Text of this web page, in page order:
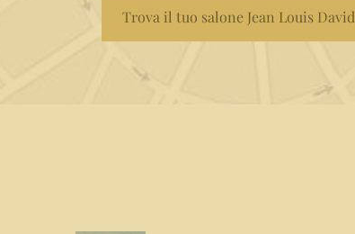
Trova il tuo salone Jean Louis David